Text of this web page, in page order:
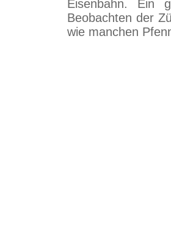
Eisenbahn. Ein
Beobachten der
wie manchen